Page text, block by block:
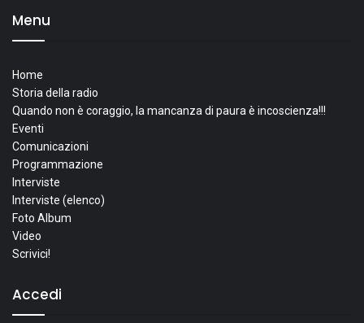
Menu
Home
Storia della radio
Quando non è coraggio, la mancanza di paura è incoscienza!!!
Eventi
Comunicazioni
Programmazione
Interviste
Interviste (elenco)
Foto Album
Video
Scrivici!
Accedi